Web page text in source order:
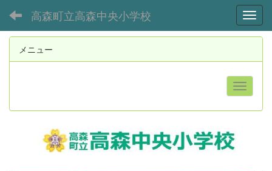
高森町立高森中央小学校
メニュー